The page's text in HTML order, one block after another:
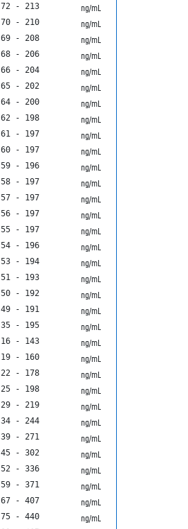
72 - 213
ng/mL
70 - 210
ng/mL
69 - 208
ng/mL
68 - 206
ng/mL
66 - 204
ng/mL
65 - 202
ng/mL
64 - 200
ng/mL
62 - 198
ng/mL
61 - 197
ng/mL
60 - 197
ng/mL
59 - 196
ng/mL
58 - 197
ng/mL
57 - 197
ng/mL
56 - 197
ng/mL
55 - 197
ng/mL
54 - 196
ng/mL
53 - 194
ng/mL
51 - 193
ng/mL
50 - 192
ng/mL
49 - 191
ng/mL
35 - 195
ng/mL
16 - 143
ng/mL
19 - 160
ng/mL
22 - 178
ng/mL
25 - 198
ng/mL
29 - 219
ng/mL
34 - 244
ng/mL
39 - 271
ng/mL
45 - 302
ng/mL
52 - 336
ng/mL
59 - 371
ng/mL
67 - 407
ng/mL
75 - 440
ng/mL